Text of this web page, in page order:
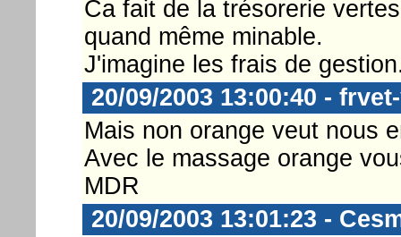
Ca fait de la trésorerie
quand même minable.
J'imagine les frais de
20/09/2003 13:00:40 -
Mais non orange veut nous
Avec le massage orange
MDR
20/09/2003 13:01:23 -